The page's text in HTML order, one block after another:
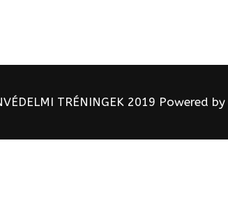
TRÉNINGEK 2019 Powered by